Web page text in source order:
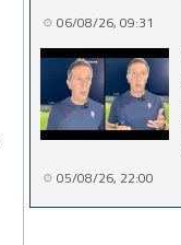
06/08/26, 09:31
05/08/26, 22:00